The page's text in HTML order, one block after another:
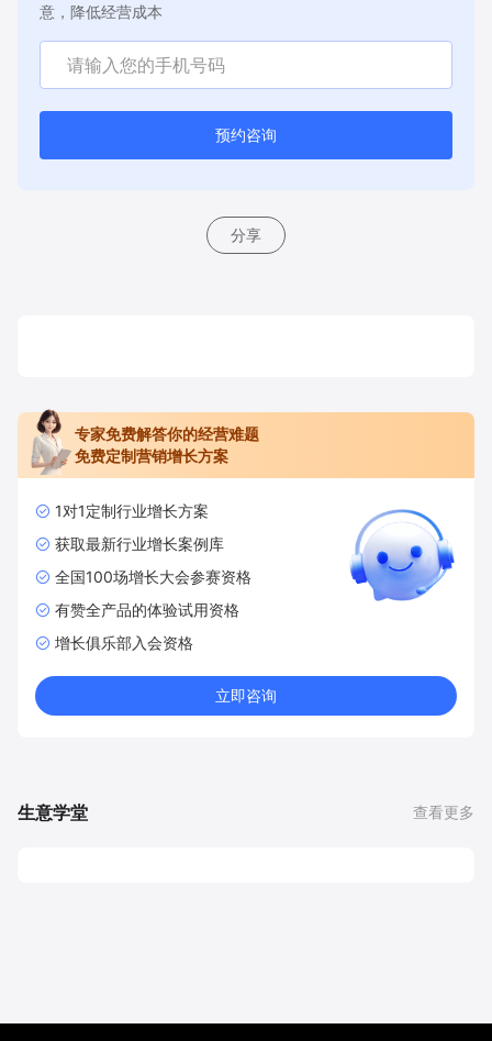
意，降低经营成本
预约咨询
分享
专家免费解答你的经营难题
免费定制营销增长方案
1对1定制行业增长方案
获取最新行业增长案例库
全国100场增长大会参赛资格
有赞全产品的体验试用资格
增长俱乐部入会资格
立即咨询
生意学堂 查看更多